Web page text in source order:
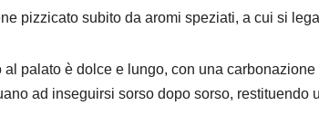
pizzicato subito da aromi speziati, a cui si
al palato è dolce e lungo, con una
ad inseguirsi sorso dopo sorso, restituendo